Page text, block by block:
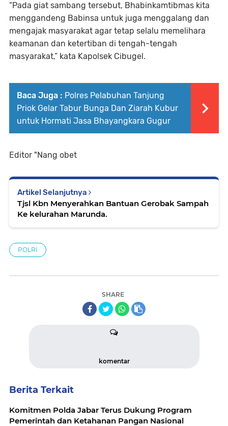
“Pada giat sambang tersebut, Bhabinkamtibmas kita
menggandeng Babinsa untuk juga menggalang dan
mengajak masyarakat agar tetap selalu memelihara
keamanan dan ketertiban di tengah-tengah
masyarakat,” kata Kapolsek Cibugel.
Baca Juga : Polres Pelabuhan Tanjung
Priok Gelar Tabur Bunga Dan Ziarah Kubur
untuk Hormati Jasa Bhayangkara Gugur
Editor "Nang obet
Artikel Selanjutnya
Tjsl Kbn Menyerahkan Bantuan Gerobak Sampah
Ke kelurahan Marunda.
POLRI
SHARE
komentar
Berita Terkait
Komitmen Polda Jabar Terus Dukung Program
Pemerintah dan Ketahanan Pangan Nasional